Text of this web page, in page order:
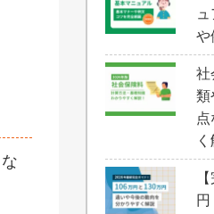
や
社
類